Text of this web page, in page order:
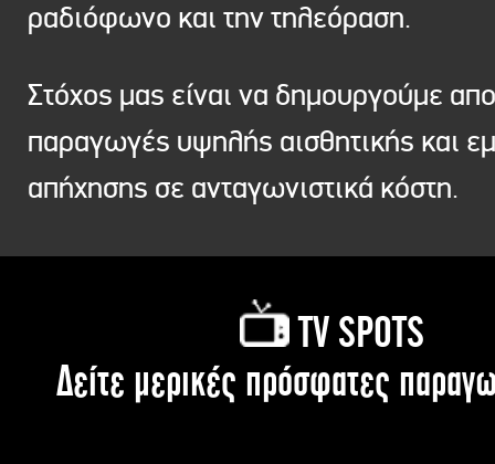
ραδιόφωνο και την τηλεόραση.
Στόχος μας είναι να δημουργούμε
παραγωγές υψηλής αισθητικής και
απήχησης σε ανταγωνιστικά κόστη.
TV SPOTS
Δείτε μερικές πρόσφατες